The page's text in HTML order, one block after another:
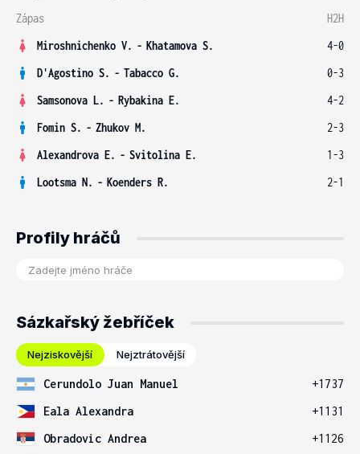
Zápas
H2H
Miroshnichenko V. - Khatamova S.
4-0
D'Agostino S. - Tabacco G.
0-3
Samsonova L. - Rybakina E.
4-2
Fomin S. - Zhukov M.
2-3
Alexandrova E. - Svitolina E.
1-3
Lootsma N. - Koenders R. 2-1
Profily hráčů
Sázkařský žebříček
Nejziskovější Nejztrátovější
Cerundolo Juan Manuel
+1737
Eala Alexandra
+1131
Obradovic Andrea
+1126